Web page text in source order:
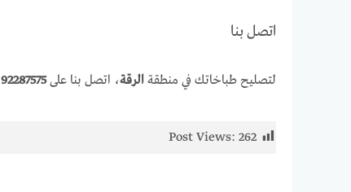
اتصل بنا
لتصليح طباخاتك في منطقة الرقة، اتصل بنا على92287575
Post Views: 262